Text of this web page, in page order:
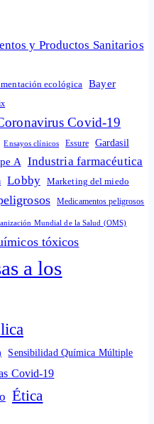
y Productos Sanitarios
ecológica Bayer
Covid-19
Ensayos clínicos Essure Gardasil
A Industria farmacéutica
Lobby Marketing del miedo
Medicamentos peligrosos
Mundial de la Salud (OMS)
tóxicos
a los
Sensibilidad Química Múltiple
Covid-19
Ética